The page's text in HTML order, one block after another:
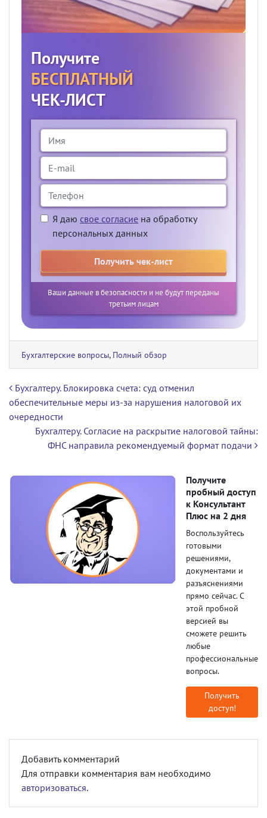
Получите
БЕСПЛАТНЫЙ
ЧЕК-ЛИСТ
Я даю свое согласие на обработку
персональных данных
Ваши данные в безопасности и не будут переданы
третьим лицам
Бухгалтерские вопросы, Полный обзор
Навигация по записям
Бухгалтеру. Блокировка счета: суд отменил
обеспечительные меры из-за нарушения налоговой их
очередности
Бухгалтеру. Согласие на раскрытие налоговой тайны:
ФНС направила рекомендуемый формат подачи
Получите
пробный доступ
к Консультант
Плюс на 2 дня
Воспользуйтесь
готовыми
решениями,
документами и
разъяснениями
прямо сейчас. С
этой пробной
версией вы
сможете решить
любые
профессиональные
вопросы.
Получить
доступ!
Добавить комментарий
Для отправки комментария вам необходимо
авторизоваться.